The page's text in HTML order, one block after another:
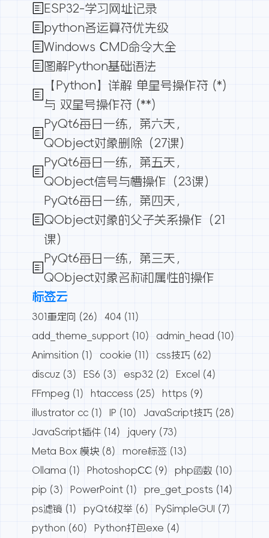
ESP32-学习网址记录
python各运算符优先级
Windows CMD命令大全
图解Python基础语法
【Python】详解 单星号操作符 (*)
与 双星号操作符 (**)
PyQt6每日一练，第六天，
QObject对象删除（27课）
PyQt6每日一练，第五天，
QObject信号与槽操作（23课）
PyQt6每日一练，第四天，
QObject对象的父子关系操作（21
课）
PyQt6每日一练，第三天，
QObject对象名称和属性的操作
标签云
301重定向 (26) 404 (11)
add_theme_support (10) admin_head (10)
Animsition (1) cookie (11) css技巧 (62)
discuz (3) ES6 (3) esp32 (2) Excel
(4)
FFmpeg (1) htaccess (25) https (9)
illustrator cc (1) IP (10) JavaScript技巧 (28)
JavaScript插件 (14) jquery (73)
Meta Box 模块 (8) more标签 (13)
Ollama (1) PhotoshopCC (9) php函数 (10)
pip (3) PowerPoint (1) pre_get_posts (14)
ps滤镜 (1) pyQt6枚举 (6) PySimpleGUI
(7)
python (60) Python打包exe (4)